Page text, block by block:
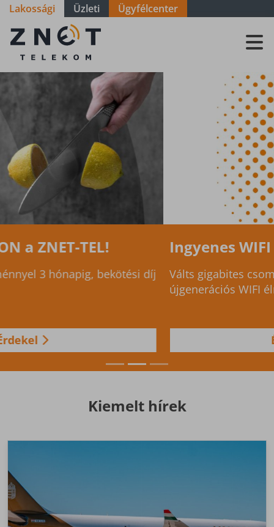
Lakossági Üzleti Ügyfélcenter
ZNET
Telekom, a
távközlési
szolgáltató
Ingyenes WIFI 6 router
Válts gigabites csomagra, és élvezd az
Kiemelt hírek